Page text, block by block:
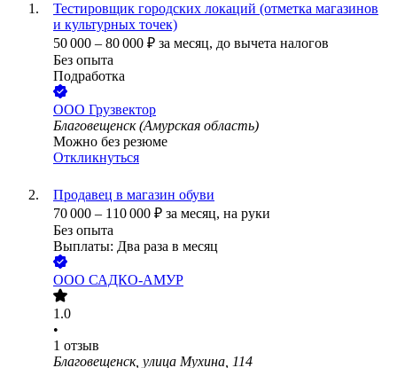
Тестировщик городских локаций (отметка магазинов
и культурных точек)
50 000 – 80 000 ₽ за месяц, до вычета налогов
Без опыта
Подработка
ООО Грузвектор
Благовещенск (Амурская область)
Можно без резюме
Откликнуться
Продавец в магазин обуви
70 000 – 110 000 ₽ за месяц, на руки
Без опыта
Выплаты: Два раза в месяц
ООО САДКО-АМУР
1.0
•
1 отзыв
Благовещенск, улица Мухина, 114